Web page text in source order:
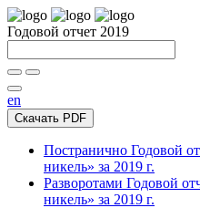
Годовой отчет 2019
en
Скачать PDF
Постранично Годовой
никель» за 2019 г.
Разворотами Годовой
никель» за 2019 г.